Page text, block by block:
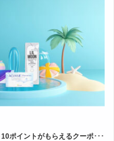
ポイントがもらえるクーポ･･･